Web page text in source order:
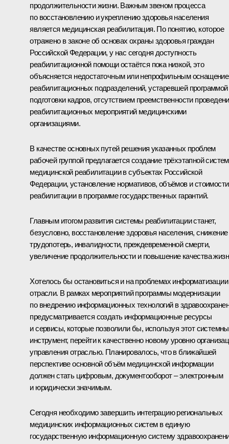
продолжительности жизни. Важным звеном процесса
по восстановлению и укреплению здоровья населения
является медицинская реабилитация. По понятию, которое
отражено в законе об основах охраны здоровья граждан
Российской Федерации, у нас сегодня доступность
реабилитационной помощи остаётся пока низкой, это
объясняется недостаточным или непрофильным
реабилитационных подразделений, устаревшей программой
подготовки кадров, отсутствием преемственности
реабилитационных мероприятий медицинскими
организациями.
В качестве основных путей решения указанных проблем
рабочей группой предлагается создание трёхэтапной
медицинской реабилитации в субъектах Российской
Федерации, установление нормативов, объёмов и стоимости
реабилитации в программе государственных гарантий.
Главным итогом развития системы реабилитации станет,
безусловно, восстановление здоровья населения, снижение
трудопотерь, инвалидности, преждевременной смерти,
увеличение продолжительности и повышение качества
Хотелось бы остановиться и на проблемах информатизации
отрасли. В рамках мероприятий программы модернизации
по внедрению информационных технологий в
предусматривается создать информационные ресурсы
и сервисы, которые позволили бы, используя этот
инструмент, перейти к качественно новому уровню
управления отраслью. Планировалось, что в ближайшей
перспективе основной объём медицинской информации
должен стать цифровым, документооборот – электронным
и юридически значимым.
Сегодня необходимо завершить интеграцию региональных
медицинских информационных систем в единую
государственную информационную систему